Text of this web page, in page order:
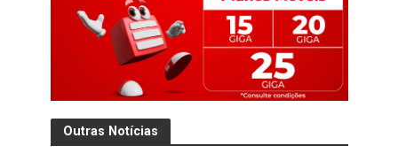
Outras Notícias